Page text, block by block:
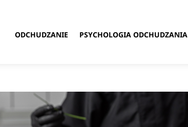
ODCHUDZANIE PSYCHOLOGIA ODCHUDZANIA